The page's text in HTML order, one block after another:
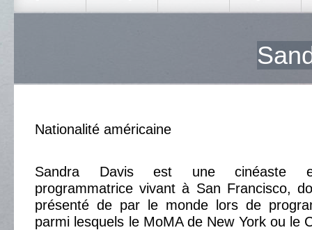
Nationalité américaine
Sandra Davis est une cinéaste
programmatrice vivant à San Francisco,
présenté de par le monde lors de
parmi lesquels le MoMA de New York ou le